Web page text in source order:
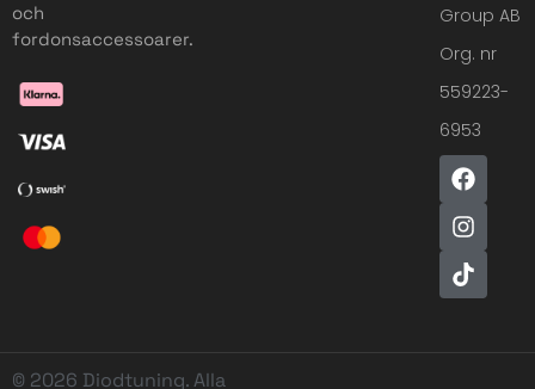
och
fordonsaccessoarer.
Group AB
Org. nr
559223-
6953
© 2026 Diodtuning. Alla